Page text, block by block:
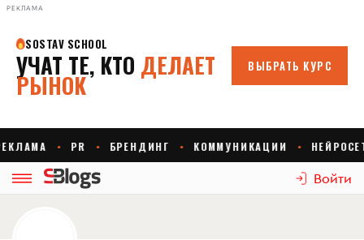
РЕКЛАМА
Войти